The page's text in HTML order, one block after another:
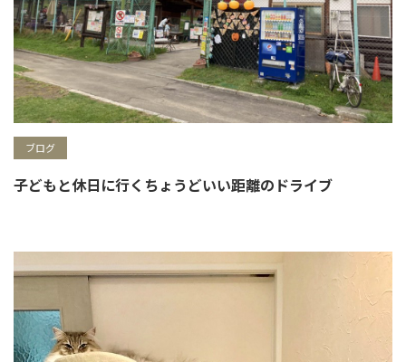
ブログ
子どもと休日に行くちょうどいい距離のドライブ